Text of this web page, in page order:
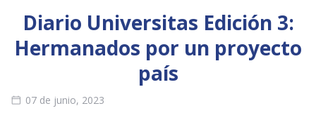
Investigación
Servicio y proyección a la sociedad
Alumnos Profesores
Diario Universitas Edición 3:
Hermanados por un proyecto
país
07 de junio, 2023